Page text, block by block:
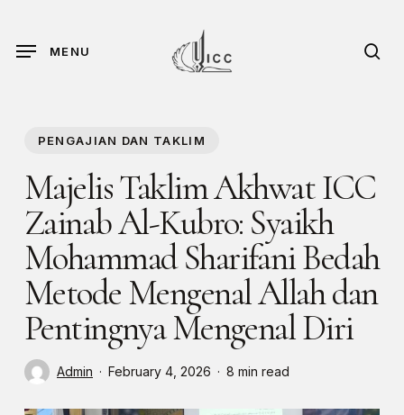
main
MENU
PENGAJIAN DAN TAKLIM
Majelis Taklim Akhwat ICC
Zainab Al-Kubro: Syaikh
Mohammad Sharifani Bedah
Metode Mengenal Allah dan
Pentingnya Mengenal Diri
Admin February 4, 2026 8 min read